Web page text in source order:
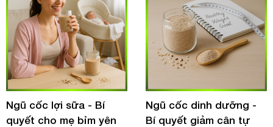
yên
Ngũ cốc dinh dưỡng -
Bí quyết giảm cân tự
Lợi ích của ngũ
nguyên hạt với